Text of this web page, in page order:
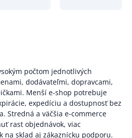
počtom jednotlivých
dodávateľmi, dopravcami,
Menší e-shop potrebuje
expedíciu a dostupnosť bez
Stredná a väčšia e-commerce
rast objednávok, viac
na sklad aj zákaznícku podporu.